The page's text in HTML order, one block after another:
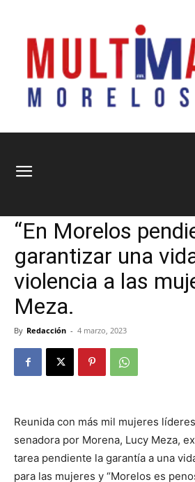
Morelos
“En Morelos
garantizar una
violencia a las
Meza.
By Redacción - 4 marzo, 2023
Reunida con más mil mujeres
senadora por Morena, Lucy Meza,
tarea pendiente la garantía a una
para las mujeres y “Morelos es